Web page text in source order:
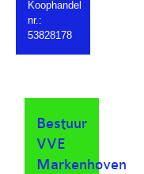
Koophandel
nr.:
53828178
Bestuur
VVE
Markenhoven